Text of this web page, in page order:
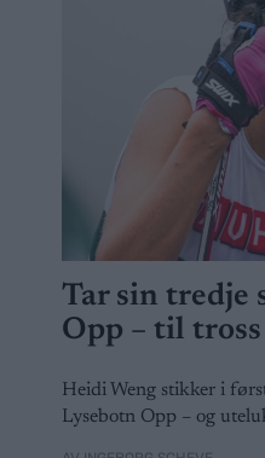
Tar sin tredje
Opp – til
Heidi Weng stikker i
Lysebotn Opp – og